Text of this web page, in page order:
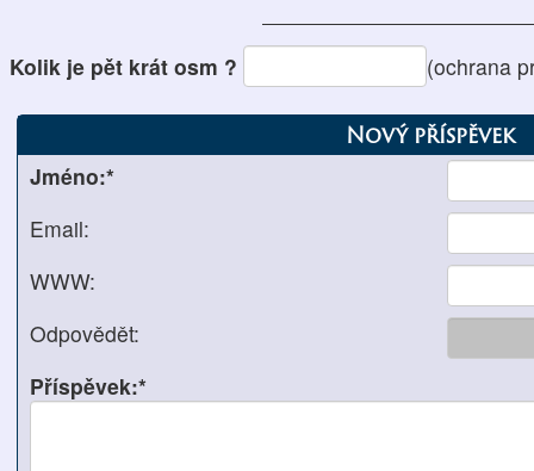
Kolik je pět krát osm ? (ochrana
Nový příspěvek
Jméno:*
Email:
WWW:
Odpovědět:
Příspěvek:*